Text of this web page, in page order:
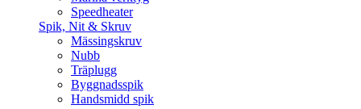
Speedheater
Spik, Nit & Skruv
Mässingskruv
Nubb
Träplugg
Byggnadsspik
Handsmidd spik